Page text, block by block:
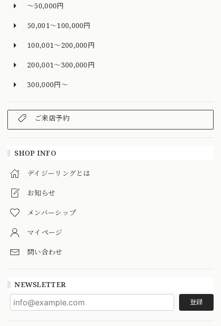
～50,000円
50,001～100,000円
100,001～200,000円
200,001～300,000円
300,000円～
ご来店予約
SHOP INFO
デイジーリングとは
お知らせ
メンバーシップ
マイページ
問い合わせ
NEWSLETTER
登録